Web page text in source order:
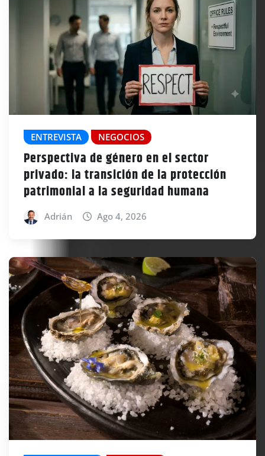
ENTREVISTA NEGOCIOS
Perspectiva de género en el sector
privado: la transición de la protección
patrimonial a la seguridad humana
Adrián Ago 4, 2026